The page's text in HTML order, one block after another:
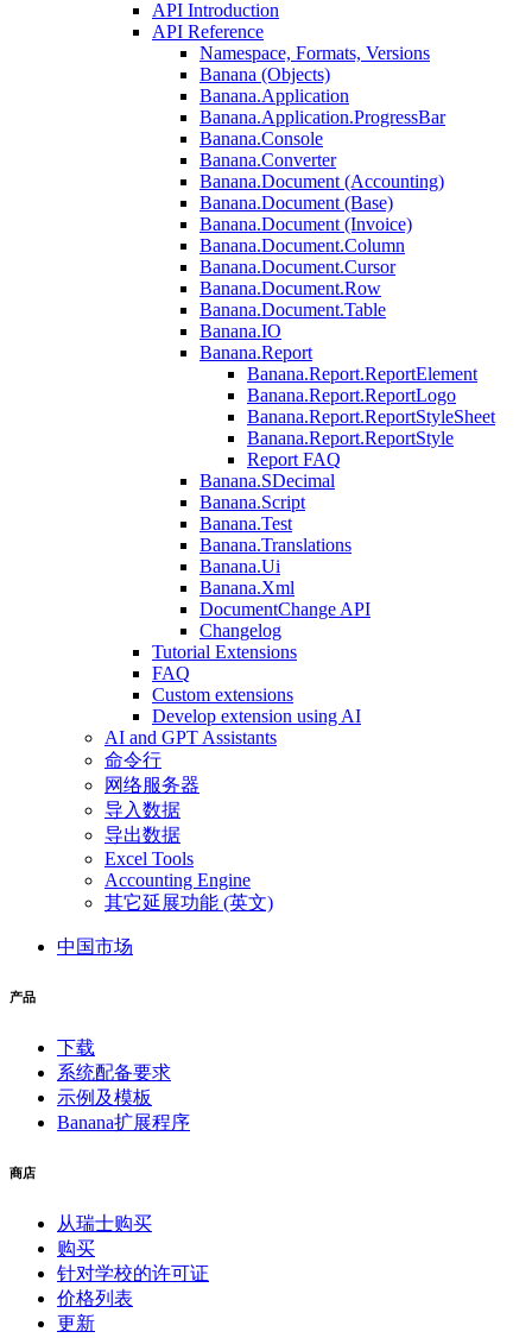
API Introduction
API Reference
Namespace, Formats, Versions
Banana (Objects)
Banana.Application
Banana.Application.ProgressBar
Banana.Console
Banana.Converter
Banana.Document (Accounting)
Banana.Document (Base)
Banana.Document (Invoice)
Banana.Document.Column
Banana.Document.Cursor
Banana.Document.Row
Banana.Document.Table
Banana.IO
Banana.Report
Banana.Report.ReportElement
Banana.Report.ReportLogo
Banana.Report.ReportStyleSheet
Banana.Report.ReportStyle
Report FAQ
Banana.SDecimal
Banana.Script
Banana.Test
Banana.Translations
Banana.Ui
Banana.Xml
DocumentChange API
Changelog
Tutorial Extensions
FAQ
Custom extensions
Develop extension using AI
AI and GPT Assistants
命令行
网络服务器
导入数据
导出数据
Excel Tools
Accounting Engine
其它延展功能 (英文)
中国市场
产品
下载
系统配备要求
示例及模板
Banana扩展程序
商店
从瑞士购买
购买
针对学校的许可证
价格列表
更新